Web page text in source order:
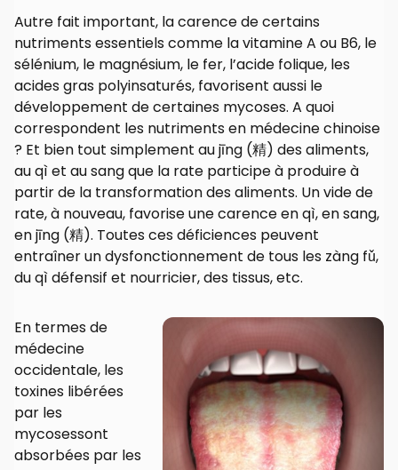
Autre fait important, la carence de certains
nutriments essentiels comme la vitamine A ou B6, le
sélénium, le magnésium, le fer, l’acide folique, les
acides gras polyinsaturés, favorisent aussi le
développement de certaines mycoses. A quoi
correspondent les nutriments en médecine chinoise
? Et bien tout simplement au jīng (精) des aliments,
au qì et au sang que la rate participe à produire à
partir de la transformation des aliments. Un vide de
rate, à nouveau, favorise une carence en qì, en sang,
en jīng (精). Toutes ces déficiences peuvent
entraîner un dysfonctionnement de tous les zàng fǔ,
du qì défensif et nourricier, des tissus, etc.
En termes de
médecine
occidentale, les
toxines libérées
par les
mycosessont
absorbées par les